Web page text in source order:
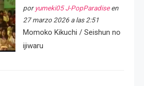
por yumeki05 J-PopParadiseen
27 marzo 2026 a las 2:51
Momoko Kikuchi / Seishun no
ijiwaru